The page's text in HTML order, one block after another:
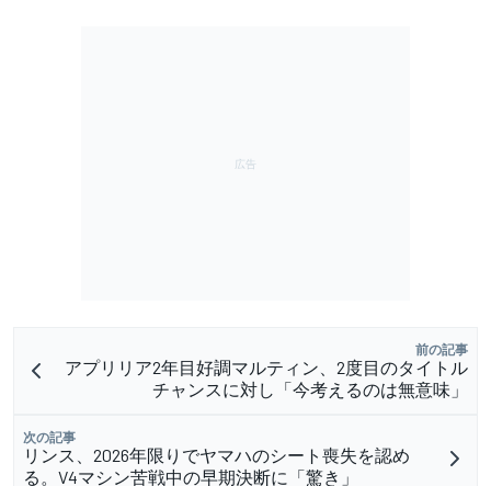
前の記事
アプリリア2年目好調マルティン、2度目のタイトル
チャンスに対し「今考えるのは無意味」
次の記事
リンス、2026年限りでヤマハのシート喪失を認め
る。V4マシン苦戦中の早期決断に「驚き」